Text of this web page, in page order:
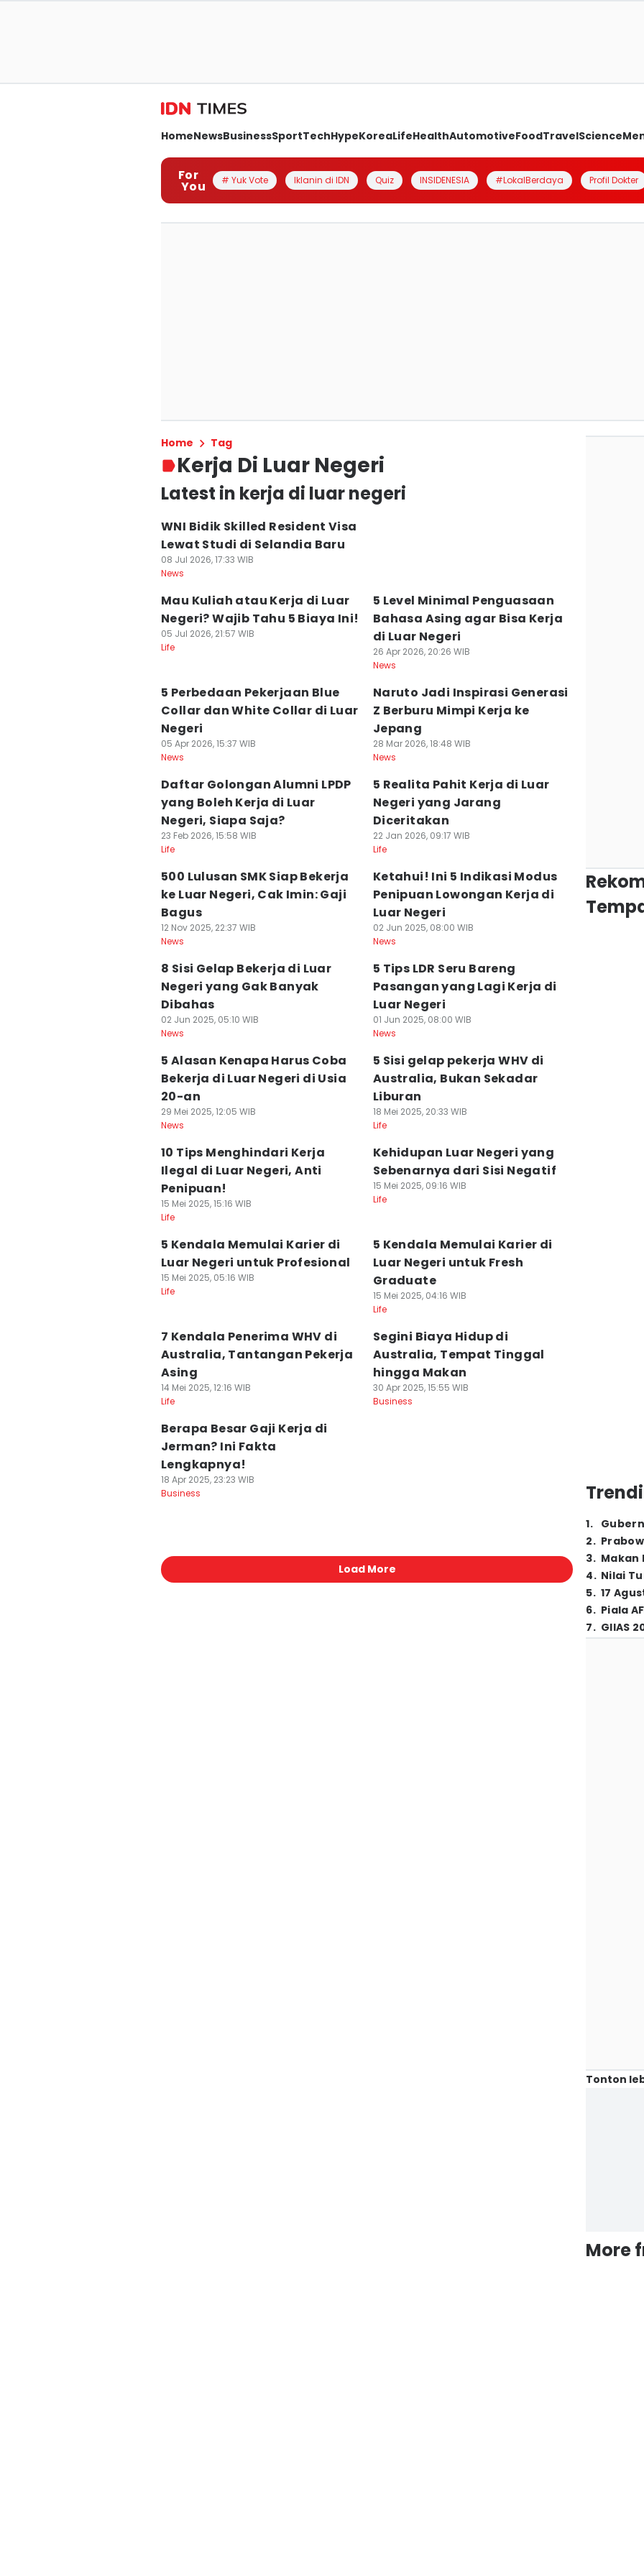
HomeNewsBusinessSportTechHypeKoreaLifeHealthAutomotiveFoodTravelScience
For
You # Yuk Vote Iklanin di IDN Quiz INSIDENESIA #LokalBerdaya Profil Dokter
Home Tag
Kerja Di Luar Negeri
Latest in kerja di luar negeri
WNI Bidik Skilled Resident Visa
Lewat Studi di Selandia Baru
08 Jul 2026, 17:33 WIB
News
Mau Kuliah atau Kerja di Luar
Negeri? Wajib Tahu 5 Biaya Ini!
05 Jul 2026, 21:57 WIB
Life
5 Level Minimal Penguasaan
Bahasa Asing agar Bisa Kerja
di Luar Negeri
26 Apr 2026, 20:26 WIB
News
5 Perbedaan Pekerjaan Blue
Collar dan White Collar di Luar
Negeri
05 Apr 2026, 15:37 WIB
News
Naruto Jadi Inspirasi Generasi
Z Berburu Mimpi Kerja ke
Jepang
28 Mar 2026, 18:48 WIB
News
Daftar Golongan Alumni LPDP
yang Boleh Kerja di Luar
Negeri, Siapa Saja?
23 Feb 2026, 15:58 WIB
Life
5 Realita Pahit Kerja di Luar
Negeri yang Jarang
Diceritakan
22 Jan 2026, 09:17 WIB
Life
500 Lulusan SMK Siap Bekerja
ke Luar Negeri, Cak Imin: Gaji
Bagus
12 Nov 2025, 22:37 WIB
News
Ketahui! Ini 5 Indikasi Modus
Penipuan Lowongan Kerja di
Luar Negeri
02 Jun 2025, 08:00 WIB
News
8 Sisi Gelap Bekerja di Luar
Negeri yang Gak Banyak
Dibahas
02 Jun 2025, 05:10 WIB
News
5 Tips LDR Seru Bareng
Pasangan yang Lagi Kerja di
Luar Negeri
01 Jun 2025, 08:00 WIB
News
5 Alasan Kenapa Harus Coba
Bekerja di Luar Negeri di Usia
20-an
29 Mei 2025, 12:05 WIB
News
5 Sisi gelap pekerja WHV di
Australia, Bukan Sekadar
Liburan
18 Mei 2025, 20:33 WIB
Life
10 Tips Menghindari Kerja
Ilegal di Luar Negeri, Anti
Penipuan!
15 Mei 2025, 15:16 WIB
Life
Kehidupan Luar Negeri yang
Sebenarnya dari Sisi Negatif
15 Mei 2025, 09:16 WIB
Life
5 Kendala Memulai Karier di
Luar Negeri untuk Profesional
15 Mei 2025, 05:16 WIB
Life
5 Kendala Memulai Karier di
Luar Negeri untuk Fresh
Graduate
15 Mei 2025, 04:16 WIB
Life
7 Kendala Penerima WHV di
Australia, Tantangan Pekerja
Asing
14 Mei 2025, 12:16 WIB
Life
Segini Biaya Hidup di
Australia, Tempat Tinggal
hingga Makan
30 Apr 2025, 15:55 WIB
Business
Berapa Besar Gaji Kerja di
Jerman? Ini Fakta
Lengkapnya!
18 Apr 2025, 23:23 WIB
Business
Load More
1.
2.
3. Makan
4. Nilai
5. 17
6. Piala
7. GIIAS
Tonton
More